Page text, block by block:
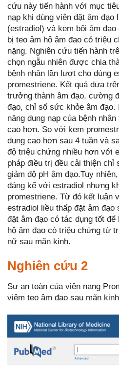
cứu này tiến hành với mục
nạp khi dùng viên đặt âm đạo
(estradiol) và kem bôi âm
bị teo âm hộ âm đạo có triệu
nặng. Nghiên cứu tiến hành
chọn ngẫu nhiên được chia
bệnh nhân lần lượt cho dùng
promestriene. Kết quả dựa
trưởng thành âm đạo, cường
đạo, chỉ số sức khỏe âm đạo.
năng dung nạp của bệnh
cao hơn. So với kem
dụng cao hơn sau 4 tuần và
độ triệu chứng nhiều hơn với
pháp điều trị đều cải thiện chỉ
giảm độ pH âm đạo.Tuy
đáng kể với estradiol nhưng
promestriene. Từ đó kết luận
estradiol liều thấp đặt âm
đặt âm đạo có tác dụng tốt
hộ âm đạo có triệu chứng từ
nữ sau mãn kinh.
Nghiên cứu 2
Sự an toàn của viên nang
viêm teo âm đạo sau mãn kinh